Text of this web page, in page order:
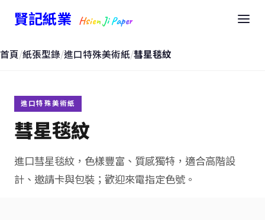
賢記紙業 Hsien Ji Paper
首頁/紙張型錄/進口特殊美術紙/彗星毯紋
進口特殊美術紙
彗星毯紋
進口彗星毯紋，色樣豐富、質感獨特，適合高階設
計、邀請卡與包裝；歡迎來電指定色號。